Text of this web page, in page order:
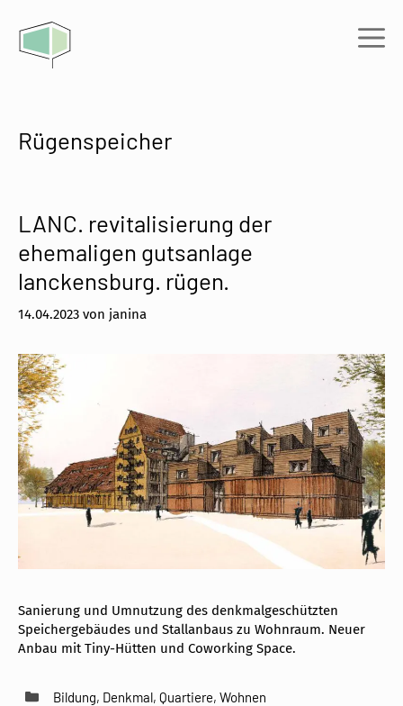
Inhalt
springen
Rügenspeicher
LANC. revitalisierung der
ehemaligen gutsanlage
lanckensburg. rügen.
14.04.2023 von janina
Sanierung und Umnutzung des denkmalgeschützten
Speichergebäudes und Stallanbaus zu Wohnraum. Neuer
Anbau mit Tiny-Hütten und Coworking Space.
Kategorien
Bildung, Denkmal, Quartiere, Wohnen